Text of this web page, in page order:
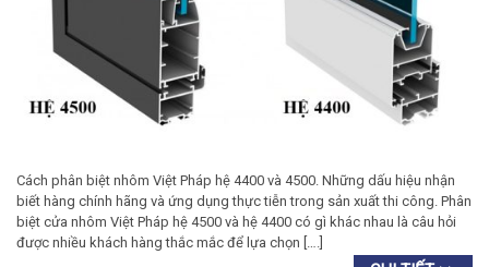
Cách phân biệt nhôm Việt Pháp hệ 4400 và 4500. Những dấu hiệu nhận
biết hàng chính hãng và ứng dụng thực tiễn trong sản xuất thi công. Phân
biệt cửa nhôm Việt Pháp hệ 4500 và hệ 4400 có gì khác nhau là câu hỏi
được nhiều khách hàng thắc mắc để lựa chọn [….]